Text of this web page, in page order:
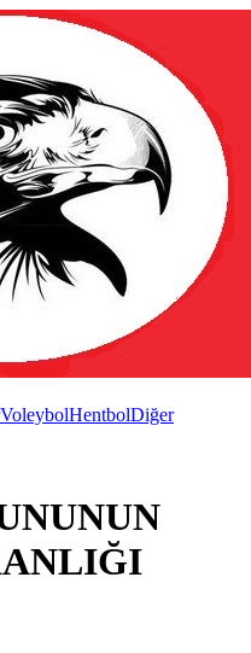
VoleybolHentbolDiğer